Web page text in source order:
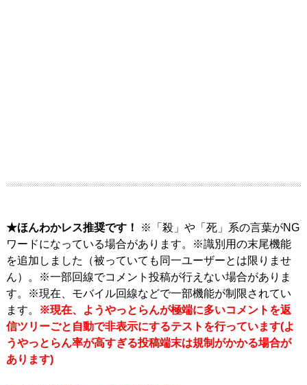
★ほんわかレス推奨です！
※「殺」や「死」系の言葉がNG
ワードになっている場合があります。※識別用の末尾機能
を追加しました（被っていても同一ユーザーとは限りませ
ん）。※一部回線でコメント投稿が行えない場合がありま
す。※現在、モバイル回線などで一部機能が制限されてい
ます。
※現在、ようやっとらんが極端に多いコメントを返
信ツリーごと自動で非表示にするテストを行っています(よ
うやっとらん率が高すぎる投稿端末は規制がかかる場合が
あります)